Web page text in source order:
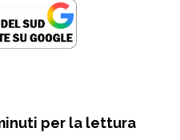
per la lettura